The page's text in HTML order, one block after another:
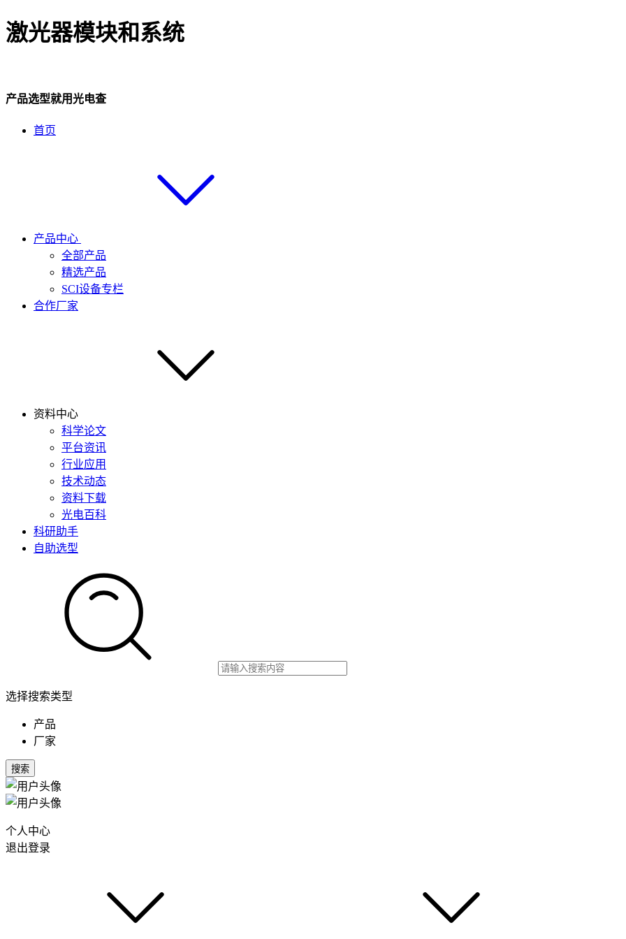
激光器模块和系统
产品选型就用光电查
首页
产品中心
全部产品
精选产品
SCI设备专栏
合作厂家
资料中心
科学论文
平台资讯
行业应用
技术动态
资料下载
光电百科
科研助手
自助选型
选择搜索类型
产品
厂家
搜索
个人中心
退出登录